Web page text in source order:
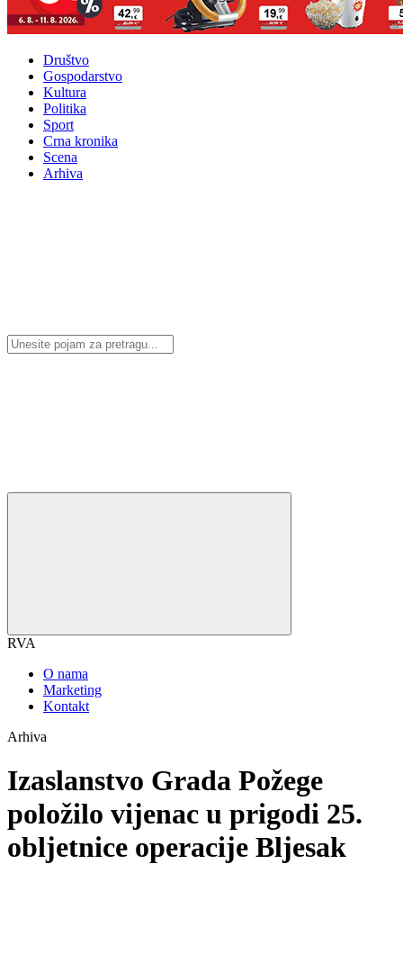
Društvo
Gospodarstvo
Kultura
Politika
Sport
Crna kronika
Scena
Arhiva
RVA
O nama
Marketing
Kontakt
Arhiva
Izaslanstvo Grada Požege
položilo vijenac u prigodi 25.
obljetnice operacije Bljesak